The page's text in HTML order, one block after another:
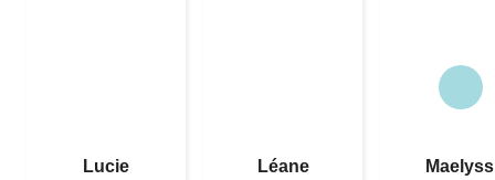
Lucie Léane Maelyss